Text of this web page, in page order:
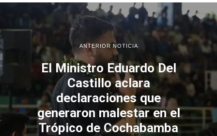
ANTERIOR NOTICIA
El Ministro Eduardo Del
Castillo aclara
declaraciones que
generaron malestar en el
Trópico de Cochabamba